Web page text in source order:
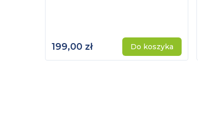
199,00 zł Do koszyka